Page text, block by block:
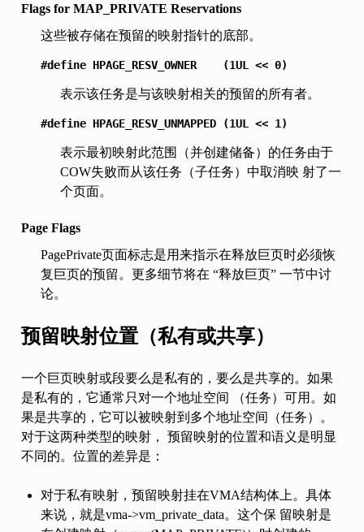
Flags for MAP_PRIVATE Reservations
这些被存储在预留的映射指针的底部。
#define HPAGE_RESV_OWNER (1UL << 0)
表示该任务是与该映射相关的预留的所有者。
#define HPAGE_RESV_UNMAPPED (1UL << 1)
表示最初映射此范围（并创建储备）的任务由于
COW失败而从该任务（子任务）中取消映 射了一
个页面。
Page Flags
PagePrivate页面标志是用来指示在释放巨页时必须恢
复巨页的预留。更多细节将在 “释放巨页” 一节中讨
论。
预留映射位置（私有或共享）
一个巨页映射或段要么是私有的，要么是共享的。如果
是私有的，它通常只对一个地址空间 （任务）可用。如
果是共享的，它可以被映射到多个地址空间（任务）。
对于这两种类型的映射， 预留映射的位置和语义是明显
不同的。位置的差异是：
对于私有映射，预留映射挂在VMA结构体上。具体
来说，就是vma->vm_private_data。这个保 留映射是